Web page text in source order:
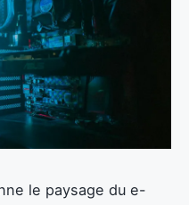
le paysage du e-